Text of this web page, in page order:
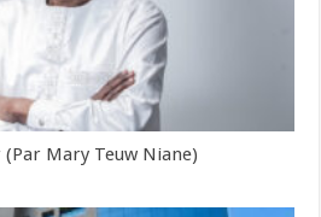
(Par Mary Teuw Niane)